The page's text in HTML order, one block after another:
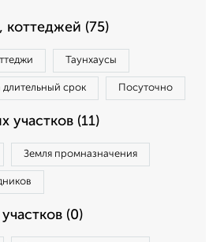
коттеджей (75)
Таунхаусы
длительный срок Посуточно
участков (11)
Земля промназначения
(0)